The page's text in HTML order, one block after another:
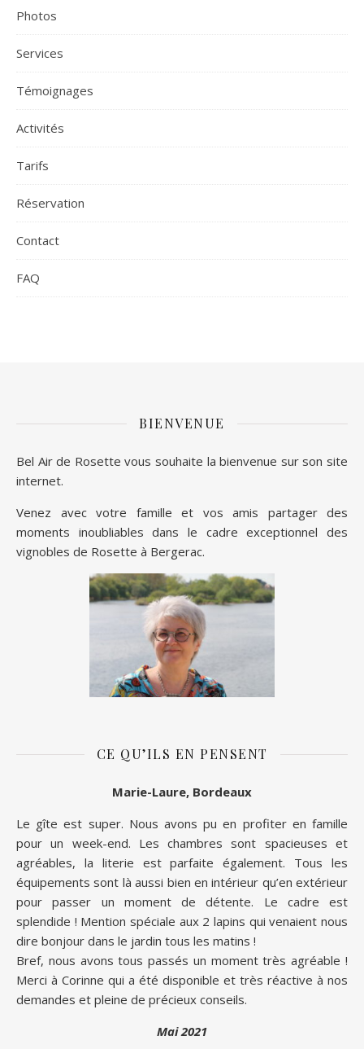
Photos
Services
Témoignages
Activités
Tarifs
Réservation
Contact
FAQ
BIENVENUE
Bel Air de Rosette vous souhaite la bienvenue sur son site
internet.
Venez avec votre famille et vos amis partager des
moments inoubliables dans le cadre exceptionnel des
vignobles de Rosette à Bergerac.
CE QU’ILS EN PENSENT
Marie-Laure, Bordeaux
Le gîte est super. Nous avons pu en profiter en famille
pour un week-end. Les chambres sont spacieuses et
agréables, la literie est parfaite également. Tous les
équipements sont là aussi bien en intérieur qu’en extérieur
pour passer un moment de détente. Le cadre est
splendide ! Mention spéciale aux 2 lapins qui venaient nous
dire bonjour dans le jardin tous les matins !
Bref, nous avons tous passés un moment très agréable !
Merci à Corinne qui a été disponible et très réactive à nos
demandes et pleine de précieux conseils.
Mai 2021